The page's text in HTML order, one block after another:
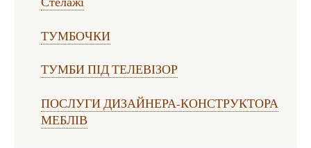
ТУМБОЧКИ
ТУМБИ ПІД ТЕЛЕВІЗОР
ПОСЛУГИ ДИЗАЙНЕРА-КОНСТРУКТОРА
МЕБЛІВ